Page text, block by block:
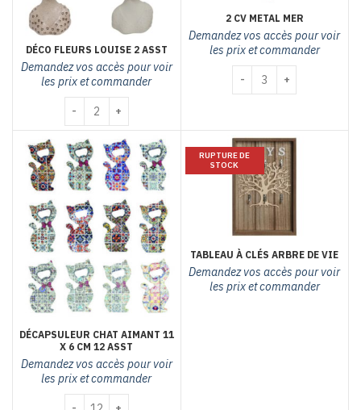
DÉCO FLEURS LOUISE 2 ASST
Demandez vos accès pour voir
les prix et commander
quantité de Déco fleurs louise 2 asst
2 CV METAL MER
Demandez vos accès pour voir
les prix et commander
quantité de 2 CV METAL
DÉCAPSULEUR CHAT AIMANT 11
X 6 CM 12 ASST
Demandez vos accès pour voir
les prix et commander
quantité de décapsuleur chat aimant 11 x 6 cm 12 asst
RUPTURE DE
STOCK
TABLEAU À CLÉS ARBRE DE VIE
Demandez vos accès pour voir
les prix et commander